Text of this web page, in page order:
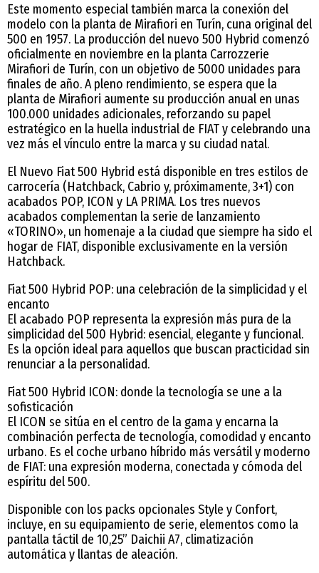
Este momento especial también marca la conexión del
modelo con la planta de Mirafiori en Turín, cuna original del
500 en 1957. La producción del nuevo 500 Hybrid comenzó
oficialmente en noviembre en la planta Carrozzerie
Mirafiori de Turín, con un objetivo de 5000 unidades para
finales de año. A pleno rendimiento, se espera que la
planta de Mirafiori aumente su producción anual en unas
100.000 unidades adicionales, reforzando su papel
estratégico en la huella industrial de FIAT y celebrando una
vez más el vínculo entre la marca y su ciudad natal.
El Nuevo Fiat 500 Hybrid está disponible en tres estilos de
carrocería (Hatchback, Cabrio y, próximamente, 3+1) con
acabados POP, ICON y LA PRIMA. Los tres nuevos
acabados complementan la serie de lanzamiento
«TORINO», un homenaje a la ciudad que siempre ha sido el
hogar de FIAT, disponible exclusivamente en la versión
Hatchback.
Fiat 500 Hybrid POP: una celebración de la simplicidad y el
encanto
El acabado POP representa la expresión más pura de la
simplicidad del 500 Hybrid: esencial, elegante y funcional.
Es la opción ideal para aquellos que buscan practicidad sin
renunciar a la personalidad.
Fiat 500 Hybrid ICON: donde la tecnología se une a la
sofisticación
El ICON se sitúa en el centro de la gama y encarna la
combinación perfecta de tecnología, comodidad y encanto
urbano. Es el coche urbano híbrido más versátil y moderno
de FIAT: una expresión moderna, conectada y cómoda del
espíritu del 500.
Disponible con los packs opcionales Style y Confort,
incluye, en su equipamiento de serie, elementos como la
pantalla táctil de 10,25” Daichii A7, climatización
automática y llantas de aleación.